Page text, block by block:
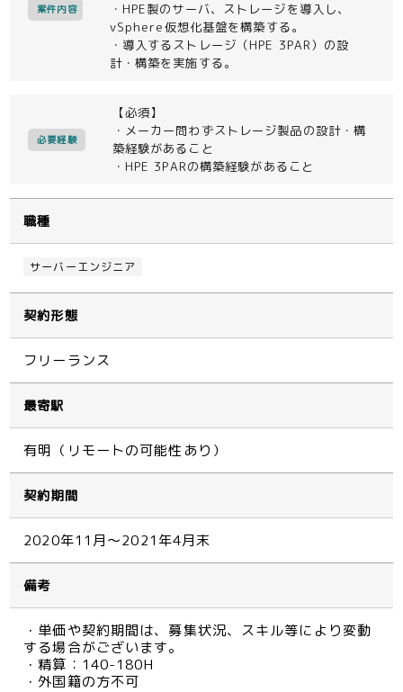
案件内容
・HPE製のサーバ、ストレージを導入し、
vSphere仮想化基盤を構築する。
・導入するストレージ（HPE 3PAR）の設
計・構築を実施する。
必要経験
【必須】
・メーカー問わずストレージ製品の設計・構
築経験があること
・HPE 3PARの構築経験があること
職種
サーバーエンジニア
契約形態
フリーランス
最寄駅
有明（リモートの可能性あり）
契約期間
2020年11月～2021年4月末
備考
・単価や契約期間は、募集状況、スキル等により変動
する場合がございます。
・精算：140-180H
・外国籍の方不可